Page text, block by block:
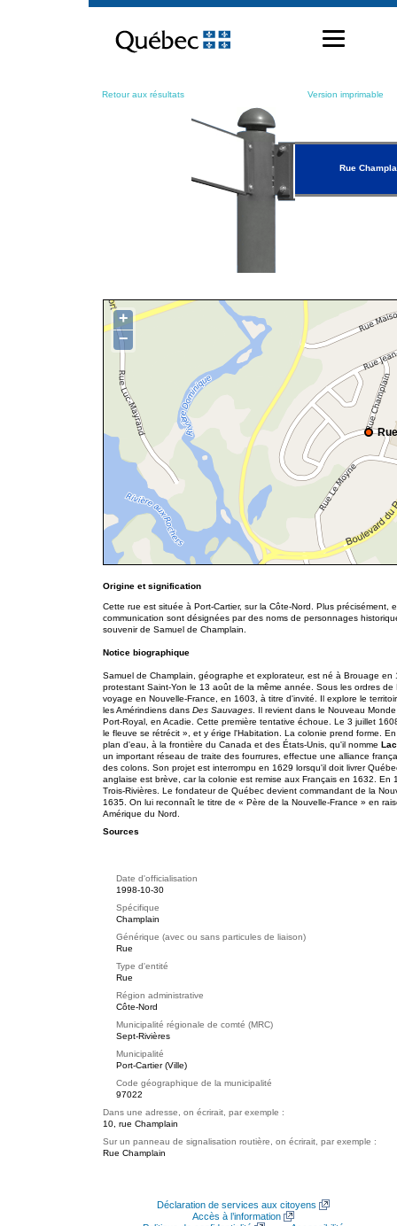
contenu
Retour aux résultats Version imprimable
Rue
+
−
Origine et signification
Cette rue est située à Port-Cartier, sur la Côte-Nord. Plus précisément,
communication sont désignées par des noms de personnages
souvenir de Samuel de Champlain.
Notice biographique
Samuel de Champlain, géographe et explorateur, est né à Brouage
protestant Saint-Yon le 13 août de la même année. Sous les ordres
voyage en Nouvelle-France, en 1603, à titre d'invité. Il explore le
les Amérindiens dans Des Sauvages . Il revient dans le Nouveau
Port-Royal, en Acadie. Cette première tentative échoue. Le 3 juillet
le fleuve se rétrécit », et y érige l'Habitation. La colonie prend forme.
plan d'eau, à la frontière du Canada et des États-Unis, qu'il nomme
un important réseau de traite des fourrures, effectue une alliance
des colons. Son projet est interrompu en 1629 lorsqu'il doit livrer
anglaise est brève, car la colonie est remise aux Français en 1632.
Trois-Rivières. Le fondateur de Québec devient commandant de la
1635. On lui reconnaît le titre de « Père de la Nouvelle-France » en
Amérique du Nord.
Sources
Date d'officialisation
1998-10-30
Spécifique
Champlain
Générique (avec ou sans particules de liaison)
Rue
Type d'entité
Rue
Région administrative
Côte-Nord
Municipalité régionale de comté (MRC)
Sept-Rivières
Municipalité
Port-Cartier (Ville)
Code géographique de la municipalité
97022
Dans une adresse, on écrirait, par exemple :
10, rue Champlain
Sur un panneau de signalisation routière, on écrirait, par exemple :
Rue Champlain
Déclaration de services aux citoyens
Accès à l’information